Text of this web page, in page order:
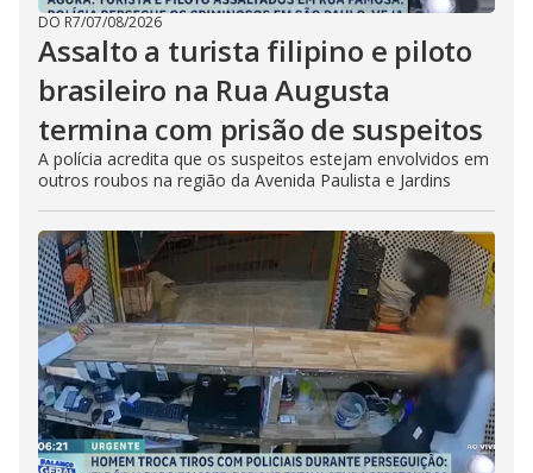
DO R7/07/08/2026
Assalto a turista filipino e piloto
brasileiro na Rua Augusta
termina com prisão de suspeitos
A polícia acredita que os suspeitos estejam envolvidos em
outros roubos na região da Avenida Paulista e Jardins